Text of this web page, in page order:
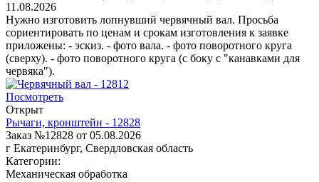
11.08.2026
Нужно изготовить лопнувший червячный вал. Просьба
сориентировать по ценам и срокам изготовления к заявке
приложены: - эскиз. - фото вала. - фото поворотного круга
(сверху). - фото поворотного круга (с боку с "канавками для
червяка").
Посмотреть
Открыт
Рычаги, кронштейн - 12828
Заказ №12828 от 05.08.2026
г Екатеринбург, Свердловская область
Категории:
Механическая обработка